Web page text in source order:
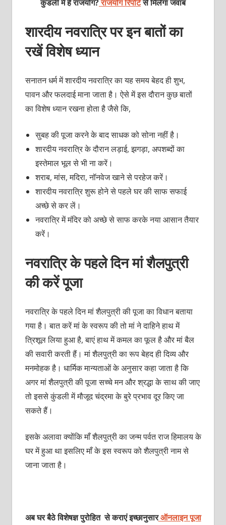
कुंडली में है राजयोग?राजयोग रिपोर्टसे मिलेगा जवाब
शारदीय नवरात्रि पर इन बातों का
रखें विशेष ध्यान
सनातन धर्म में शारदीय नवरात्रि का यह समय बेहद ही शुभ,
पावन और फलदाई माना जाता है। ऐसे में इस दौरान कुछ बातों
का विशेष ध्यान रखना होता है जैसे कि,
सुबह की पूजा करने के बाद साधक को सोना नहीं है।
शारदीय नवरात्रि के दौरान लड़ाई, झगड़ा, अपशब्दों का
इस्तेमाल भूल से भी ना करें।
शराब, मांस, मदिरा, नॉनवेज खाने से परहेज करें।
शारदीय नवरात्रि शुरू होने से पहले घर की साफ सफाई
अच्छे से कर लें।
नवरात्रि में मंदिर को अच्छे से साफ करके नया आसान तैयार
करें।
नवरात्रि के पहले दिन मां शैलपुत्री
की करें पूजा
नवरात्रि के पहले दिन मां शैलपुत्री की पूजा का विधान बताया
गया है। बात करें मां के स्वरूप की तो मां ने दाहिने हाथ में
त्रिशूल लिया हुआ है, बाएं हाथ में कमल का फूल है और मां बैल
की सवारी करती हैं। मां शैलपुत्री का रूप बेहद ही दिव्य और
मनमोहक है। धार्मिक मान्यताओं के अनुसार कहा जाता है कि
अगर मां शैलपुत्री की पूजा सच्चे मन और श्रद्धा के साथ की जाए
तो इससे कुंडली में मौजूद चंद्रमा के बुरे प्रभाव दूर किए जा
सकते हैं।
इसके अलावा क्योंकि माँ शैलपुत्री का जन्म पर्वत राज हिमालय के
घर में हुआ था इसलिए माँ के इस स्वरूप को शैलपुत्री नाम से
जाना जाता है।
अब घर बैठे विशेषज्ञ पुरोहित से कराएं इच्छानुसारऑनलाइन पूजा